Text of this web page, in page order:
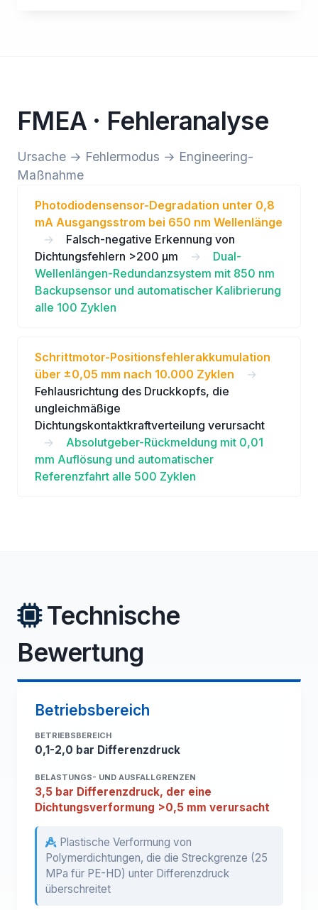
FMEA · Fehleranalyse
Ursache → Fehlermodus → Engineering-
Maßnahme
Photodiodensensor-Degradation unter 0,8
mA Ausgangsstrom bei 650 nm Wellenlänge
→
Falsch-negative Erkennung von
Dichtungsfehlern >200 µm
→
Dual-
Wellenlängen-Redundanzsystem mit 850 nm
Backupsensor und automatischer Kalibrierung
alle 100 Zyklen
Schrittmotor-Positionsfehlerakkumulation
über ±0,05 mm nach 10.000 Zyklen
→
Fehlausrichtung des Druckkopfs, die
ungleichmäßige
Dichtungskontaktkraftverteilung verursacht
→
Absolutgeber-Rückmeldung mit 0,01
mm Auflösung und automatischer
Referenzfahrt alle 500 Zyklen
Technische
Bewertung
Betriebsbereich
BETRIEBSBEREICH
0,1-2,0 bar Differenzdruck
BELASTUNGS- UND AUSFALLGRENZEN
3,5 bar Differenzdruck, der eine
Dichtungsverformung >0,5 mm verursacht
Plastische Verformung von
Polymerdichtungen, die die Streckgrenze (25
MPa für PE-HD) unter Differenzdruck
überschreitet